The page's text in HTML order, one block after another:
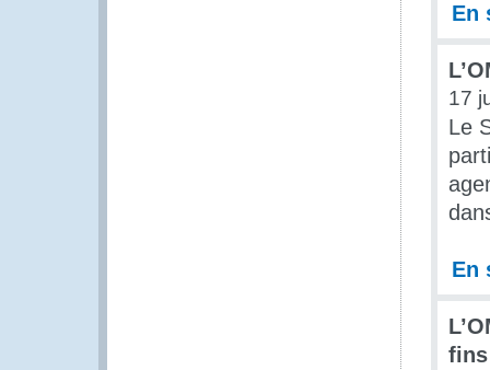
En
17
Le
En
fins